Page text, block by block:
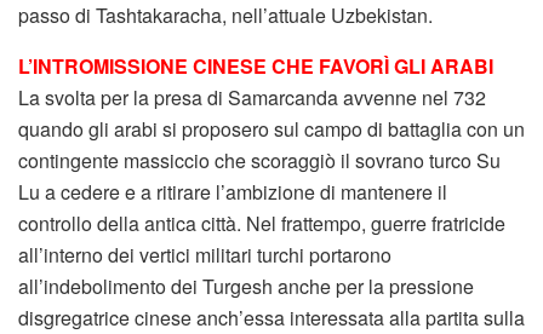
passo di Tashtakaracha, nell’attuale Uzbekistan.
L’INTROMISSIONE CINESE CHE FAVORÌ GLI ARABI
La svolta per la presa di Samarcanda avvenne nel 732
quando gli arabi si proposero sul campo di battaglia con un
contingente massiccio che scoraggiò il sovrano turco Su
Lu a cedere e a ritirare l’ambizione di mantenere il
controllo della antica città. Nel frattempo, guerre fratricide
all’interno dei vertici militari turchi portarono
all’indebolimento dei Turgesh anche per la pressione
disgregatrice cinese anch’essa interessata alla partita sulla